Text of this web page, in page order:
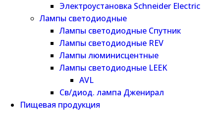
Электроустановка Schneider Electric
Лампы светодиодные
Лампы светодиодные Спутник
Лампы светодиодные REV
Лампы люминисцентные
Лампы светодиодные LEEK
AVL
Св/диод. лампа Дженирал
Пищевая продукция